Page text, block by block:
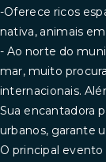
-Oferece ricos
nativa, animais
- Ao norte do
mar, muito
internacionais.
Sua encantadora
urbanos, garante
O principal